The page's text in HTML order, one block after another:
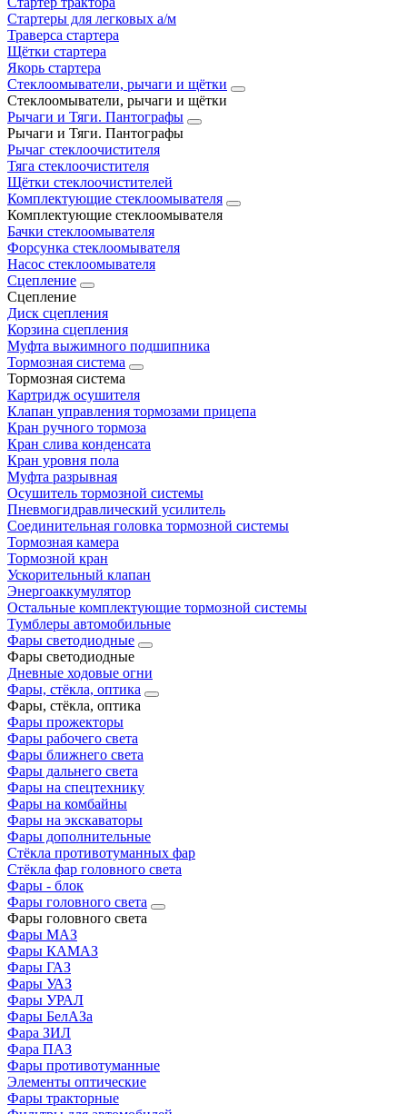
Стартеры для легковых а/м
Траверса стартера
Щётки стартера
Якорь стартера
Стеклоомыватели, рычаги и щётки
Стеклоомыватели, рычаги и щётки
Рычаги и Тяги. Пантографы
Рычаги и Тяги. Пантографы
Рычаг стеклоочистителя
Тяга стеклоочистителя
Щётки стеклоочистителей
Комплектующие стеклоомывателя
Комплектующие стеклоомывателя
Бачки стеклоомывателя
Форсунка стеклоомывателя
Насос стеклоомывателя
Сцепление
Сцепление
Диск сцепления
Корзина сцепления
Муфта выжимного подшипника
Тормозная система
Тормозная система
Картридж осушителя
Клапан управления тормозами прицепа
Кран ручного тормоза
Кран слива конденсата
Кран уровня пола
Муфта разрывная
Осушитель тормозной системы
Пневмогидравлический усилитель
Соединительная головка тормозной системы
Тормозная камера
Тормозной кран
Ускорительный клапан
Энергоаккумулятор
Остальные комплектующие тормозной системы
Тумблеры автомобильные
Фары светодиодные
Фары светодиодные
Дневные ходовые огни
Фары, стёкла, оптика
Фары, стёкла, оптика
Фары прожекторы
Фары рабочего света
Фары ближнего света
Фары дальнего света
Фары на спецтехнику
Фары на комбайны
Фары на экскаваторы
Фары дополнительные
Стёкла противотуманных фар
Стёкла фар головного света
Фары - блок
Фары головного света
Фары головного света
Фары МАЗ
Фары КАМАЗ
Фары ГАЗ
Фары УАЗ
Фары УРАЛ
Фары БелАЗа
Фара ЗИЛ
Фара ПАЗ
Фары противотуманные
Элементы оптические
Фары тракторные